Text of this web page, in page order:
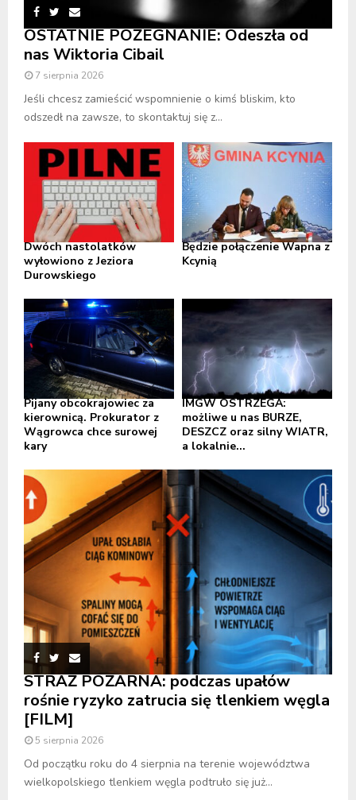
OSTATNIE POŻEGNANIE: Odeszła od
nas Wiktoria Cibail
7 sierpnia 2026
Jeśli chcesz zamieścić wspomnienie o kimś bliskim, kto
odszedł na zawsze, to skontaktuj się z...
Dwóch nastolatków
wyłowiono z Jeziora
Durowskiego
Będzie połączenie Wapna z
Kcynią
Pijany obcokrajowiec za
kierownicą. Prokurator z
Wągrowca chce surowej
kary
IMGW OSTRZEGA:
możliwe u nas BURZE,
DESZCZ oraz silny WIATR,
a lokalnie...
STRAŻ POŻARNA: podczas upałów
rośnie ryzyko zatrucia się tlenkiem węgla
[FILM]
5 sierpnia 2026
Od początku roku do 4 sierpnia na terenie województwa
wielkopolskiego tlenkiem węgla podtruło się już...